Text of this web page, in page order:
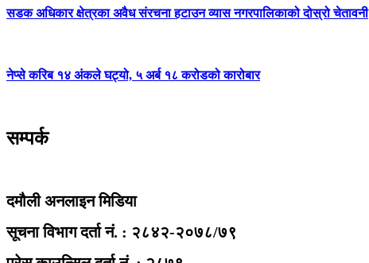
सडक अधिकार क्षेत्रका अवैध संरचना हटाउन व्यास नगरपालिकाको दोस्रो चेतावनी
नेप्से करिब १४ अंकले घट्यो, ५ अर्ब १८ करोडको कारोबार
सम्पर्क
दमौली अनलाइन मिडिया
सूचना विभाग दर्ता नं. : २८४२-२०७८/७९